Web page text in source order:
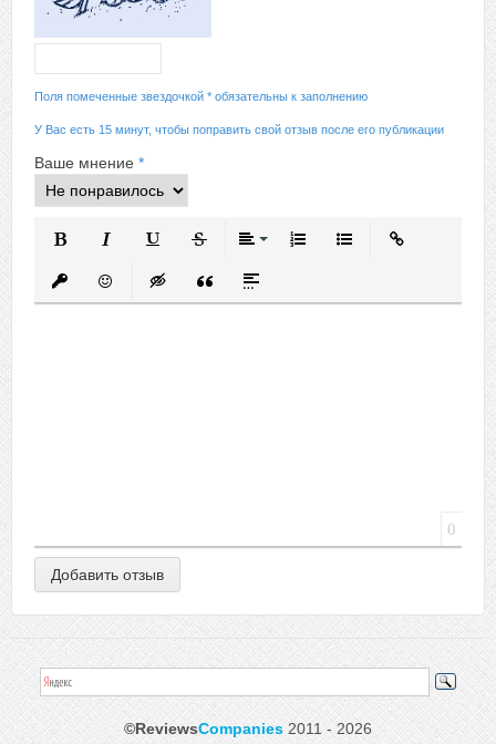
Поля помеченные звездочкой * обязательны к заполнению
У Вас есть 15 минут, чтобы поправить свой отзыв после его публикации
Ваше мнение *
Маркированный
Вставить
Вставить защищенную ссылку
Вставить смайлик
Вставка скрытого текста
Вставка цитаты
Вставка спойлера
0
©ReviewsCompanies2011 - 2026